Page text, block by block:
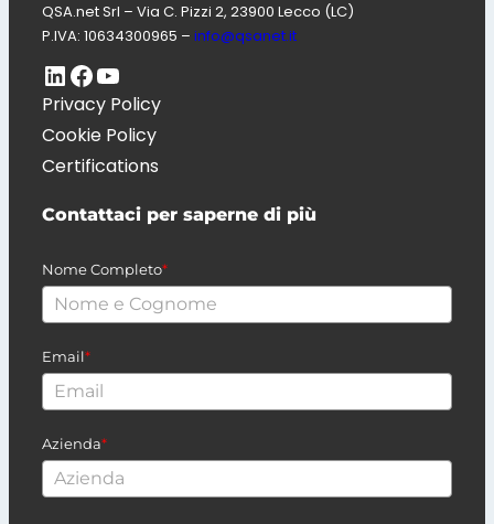
QSA.net Srl – Via C. Pizzi 2, 23900 Lecco (LC)
P.IVA: 10634300965 – info@qsanet.it
LinkedIn Pagina Facebook di Digitaliso Canale Youtube di QSA.net
Privacy Policy
Cookie Policy
Certifications
Contattaci per saperne di più
Nome Completo*
Email*
Azienda*